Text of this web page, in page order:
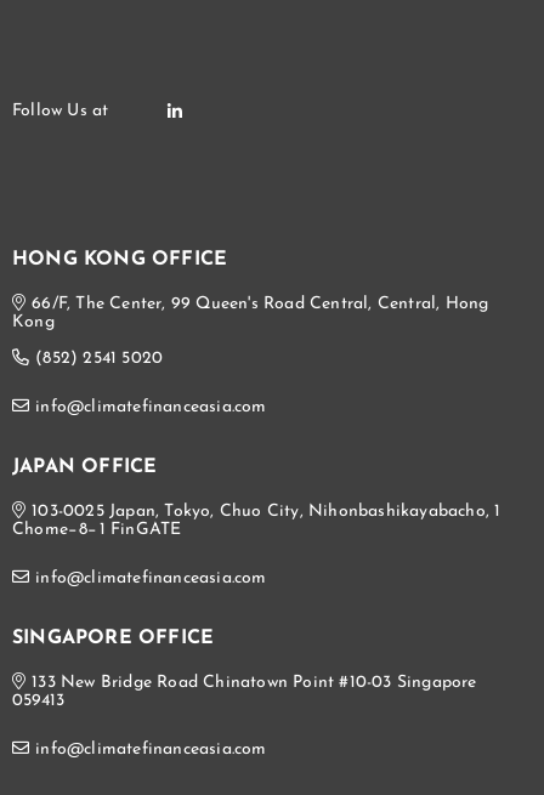
HONG KONG OFFICE
66/F, The Center, 99 Queen's Road Central, Central, Hong
Kong
(852) 2541 5020
info@climatefinanceasia.com
JAPAN OFFICE
103-0025 Japan, Tokyo, Chuo City, Nihonbashikayabacho, 1
Chome−8−1 FinGATE
info@climatefinanceasia.com
SINGAPORE OFFICE
133 New Bridge Road Chinatown Point #10-03 Singapore
059413
info@climatefinanceasia.com